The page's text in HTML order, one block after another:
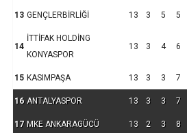
13 GENÇLERBİRLİĞİ 13 3 5 5
14
İTTİFAK HOLDİNG
KONYASPOR
13 3 4 6
15 KASIMPAŞA 13 3 3 7
16 ANTALYASPOR 13 3 3 7
17 MKE ANKARAGÜCÜ 13 2 3 8